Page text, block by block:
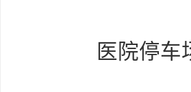
医院停车场